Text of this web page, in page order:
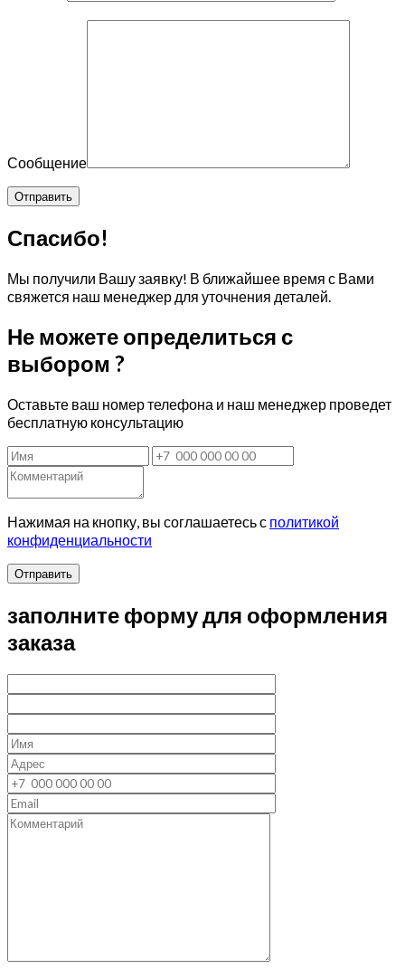
Сообщение
Спасибо!
Мы получили Вашу заявку! В ближайшее время с Вами
свяжется наш менеджер для уточнения деталей.
Не можете определиться с
выбором ?
Оставьте ваш номер телефона и наш менеджер проведет
бесплатную консультацию
Нажимая на кнопку, вы соглашаетесь с политикой
конфиденциальности
Отправить
заполните форму для оформления
заказа